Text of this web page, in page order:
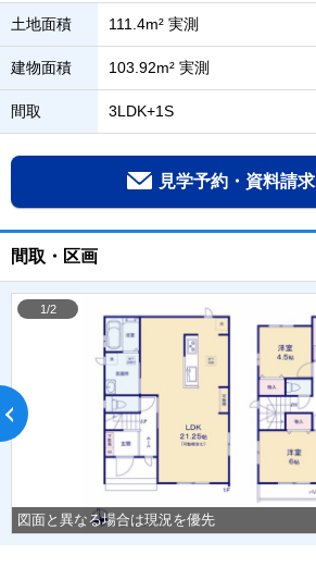
土地面積 111.4m² 実測
建物面積 103.92m² 実測
間取 3LDK+1S
見学予約・資料請求
間取・区画
図面と異なる場合は現況を優先
1/2